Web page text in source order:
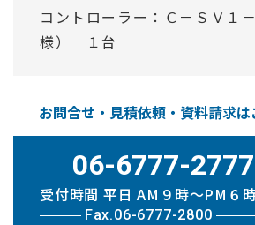
コントローラー：Ｃ－ＳＶ１
様） １台
お問合せ・見積依頼・資料請求は
06-6777-2777
受付時間 平日 AM９時〜PM６
Fax.06-6777-2800